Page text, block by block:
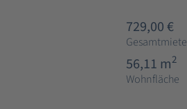
729,00 €
Gesamtmiete
56,11 m2
Wohnfläche